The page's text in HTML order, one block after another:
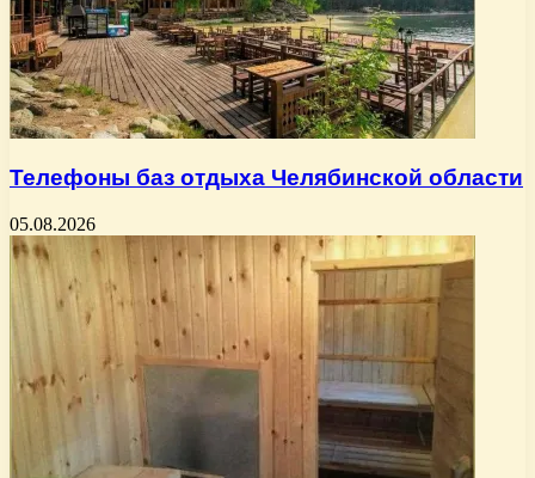
Телефоны баз отдыха Челябинской области
05.08.2026